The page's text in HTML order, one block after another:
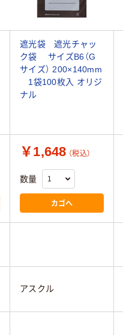
遮光袋 遮光チャッ
ク袋 サイズB6（G
サイズ） 200×140mm
1袋100枚入 オリジ
ナル
￥1,648 （税込）
数量
カゴへ
アスクル